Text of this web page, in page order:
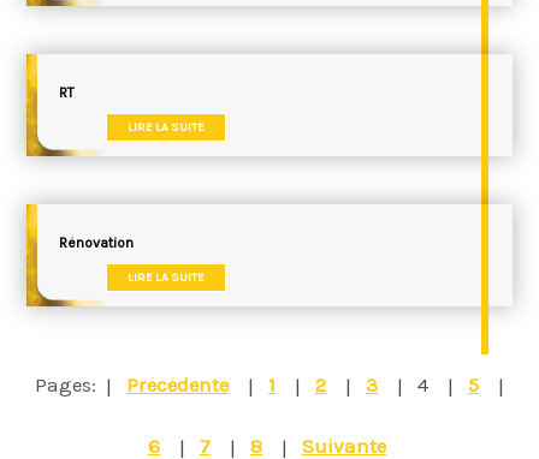
RT
LIRE LA SUITE
Rénovation
LIRE LA SUITE
Pages: Précédente 1 2 3 4 5
6 7 8 Suivante